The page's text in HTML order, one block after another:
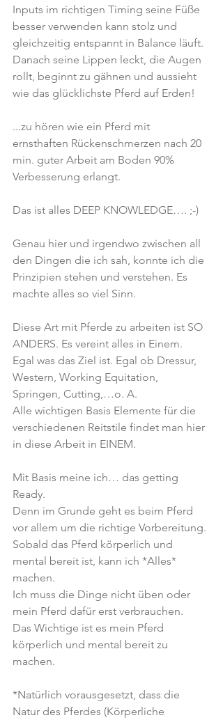
Inputs im richtigen Timing seine Füße
besser verwenden kann stolz und
gleichzeitig entspannt in Balance läuft.
Danach seine Lippen leckt, die Augen
rollt, beginnt zu gähnen und aussieht
wie das glücklichste Pferd auf Erden!
...zu hören wie ein Pferd mit
ernsthaften Rückenschmerzen nach 20
min. guter Arbeit am Boden 90%
Verbesserung erlangt.
Das ist alles DEEP KNOWLEDGE…. ;-)
Genau hier und irgendwo zwischen all
den Dingen die ich sah, konnte ich die
Prinzipien stehen und verstehen. Es
machte alles so viel Sinn.
Diese Art mit Pferde zu arbeiten ist SO
ANDERS. Es vereint alles in Einem.
Egal was das Ziel ist. Egal ob Dressur,
Western, Working Equitation,
Springen, Cutting,…o. A.
Alle wichtigen Basis Elemente für die
verschiedenen Reitstile findet man hier
in diese Arbeit in EINEM.
Mit Basis meine ich… das getting
Ready.
Denn im Grunde geht es beim Pferd
vor allem um die richtige Vorbereitung.
Sobald das Pferd körperlich und
mental bereit ist, kann ich *Alles*
machen.
Ich muss die Dinge nicht üben oder
mein Pferd dafür erst verbrauchen.
Das Wichtige ist es mein Pferd
körperlich und mental bereit zu
machen.
*Natürlich vorausgesetzt, dass die
Natur des Pferdes (Körperliche